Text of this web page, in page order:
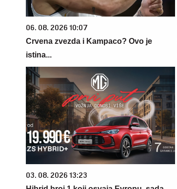
06. 08. 2026 10:07
Crvena zvezda i Kampaco? Ovo je
istina...
03. 08. 2026 13:23